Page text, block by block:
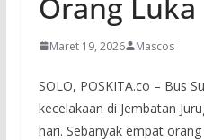
Maret 19, 2026 Mascos
SOLO, POSKITA.co – Bus
kecelakaan di Jembatan
hari. Sebanyak empat